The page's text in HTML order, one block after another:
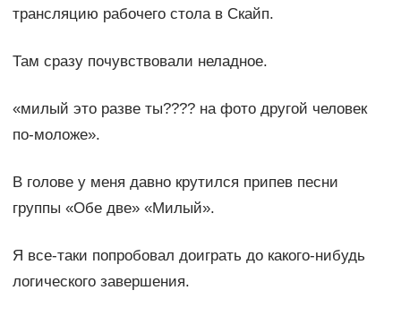
трансляцию рабочего стола в Скайп.
Там сразу почувствовали неладное.
«милый это разве ты???? на фото другой человек
по-моложе».
В голове у меня давно крутился припев песни
группы «Обе две» «Милый».
Я все-таки попробовал доиграть до какого-нибудь
логического завершения.